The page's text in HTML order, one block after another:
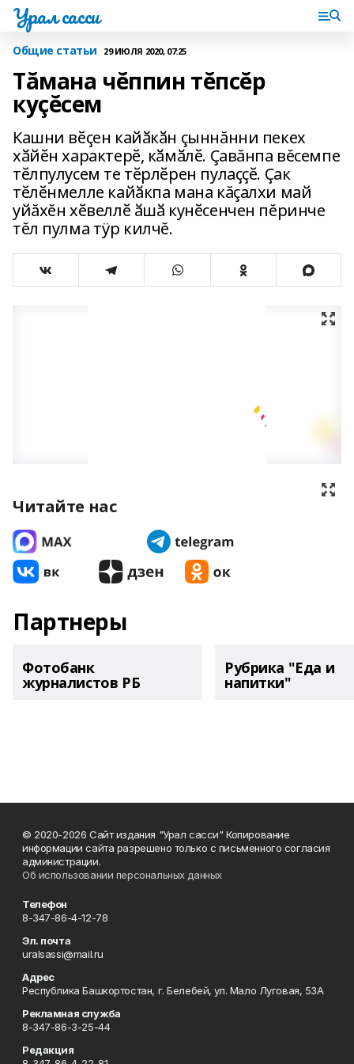
Урал сасси
Общие статьи 29 ИЮЛЯ 2020, 07:25
Тăмана чĕппин тĕпсĕр
куçĕсем
Кашни вӗҫен кайӑкӑн çыннăнни пекех
хӑйӗн характерӗ, кӑмӑлӗ. Çавăнпа вĕсемпе
тӗлпулусем те тӗрлӗрен пулаҫҫӗ. Ҫак
тӗлӗнмелле кайӑкпа мана кăçалхи май
уйăхĕн хӗвеллӗ ӑшӑ кунӗсенчен пĕринче
тĕл пулма тÿр килчĕ.
Читайте нас
Партнеры
Фотобанк
журналистов РБ
Рубрика "Еда и
напитки"
© 2020-2026 Сайт издания "Урал сасси" Копирование
информации сайта разрешено только с письменного согласия
администрации.
Об использовании персональных данных
Телефон
8-347-86-4-12-78
Эл. почта
uralsassi@mail.ru
Адрес
Республика Башкортостан, г. Белебей, ул. Мало Луговая, 53А
Рекламная служба
8-347-86-3-25-44
Редакция